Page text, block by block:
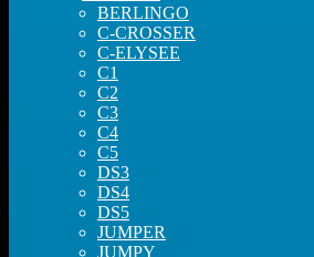
BERLINGO
C-CROSSER
C-ELYSEE
C1
C2
C3
C4
C5
DS3
DS4
DS5
JUMPER
JUMPY